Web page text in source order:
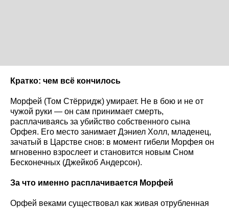
Кратко: чем всё кончилось
Морфей (Том Стёрридж) умирает. Не в бою и не от
чужой руки — он сам принимает смерть,
расплачиваясь за убийство собственного сына
Орфея. Его место занимает Дэниел Холл, младенец,
зачатый в Царстве снов: в момент гибели Морфея он
мгновенно взрослеет и становится новым Сном
Бесконечных (Джейкоб Андерсон).
За что именно расплачивается Морфей
Орфей веками существовал как живая отрубленная